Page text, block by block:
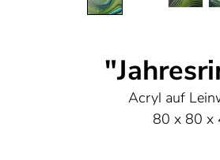
Acryl auf
80 x 80 x